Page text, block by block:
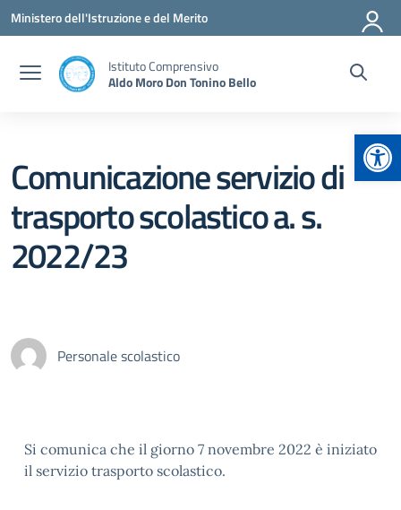
Vai ai contenuti
Vai al menu di navigazione
Vai al footer
Ministero dell'Istruzione e del Merito
Istituto Comprensivo
Aldo Moro Don Tonino Bello
Comunicazione servizio di
trasporto scolastico a. s.
2022/23
Personale scolastico
Si comunica che il giorno 7 novembre 2022 è iniziato
il servizio trasporto scolastico.